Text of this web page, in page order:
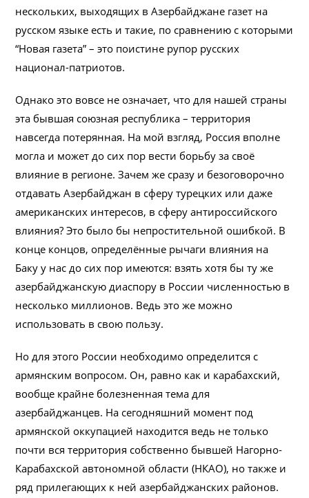
нескольких, выходящих в Азербайджане газет на
русском языке есть и такие, по сравнению с которыми
“Новая газета” – это поистине рупор русских
национал-патриотов.
Однако это вовсе не означает, что для нашей страны
эта бывшая союзная республика – территория
навсегда потерянная. На мой взгляд, Россия вполне
могла и может до сих пор вести борьбу за своё
влияние в регионе. Зачем же сразу и безоговорочно
отдавать Азербайджан в сферу турецких или даже
американских интересов, в сферу антироссийского
влияния? Это было бы непростительной ошибкой. В
конце концов, определённые рычаги влияния на
Баку у нас до сих пор имеются: взять хотя бы ту же
азербайджанскую диаспору в России численностью в
несколько миллионов. Ведь это же можно
использовать в свою пользу.
Но для этого России необходимо определится с
армянским вопросом. Он, равно как и карабахский,
вообще крайне болезненная тема для
азербайджанцев. На сегодняшний момент под
армянской оккупацией находится ведь не только
почти вся территория собственно бывшей Нагорно-
Карабахской автономной области (НКАО), но также и
ряд прилегающих к ней азербайджанских районов.